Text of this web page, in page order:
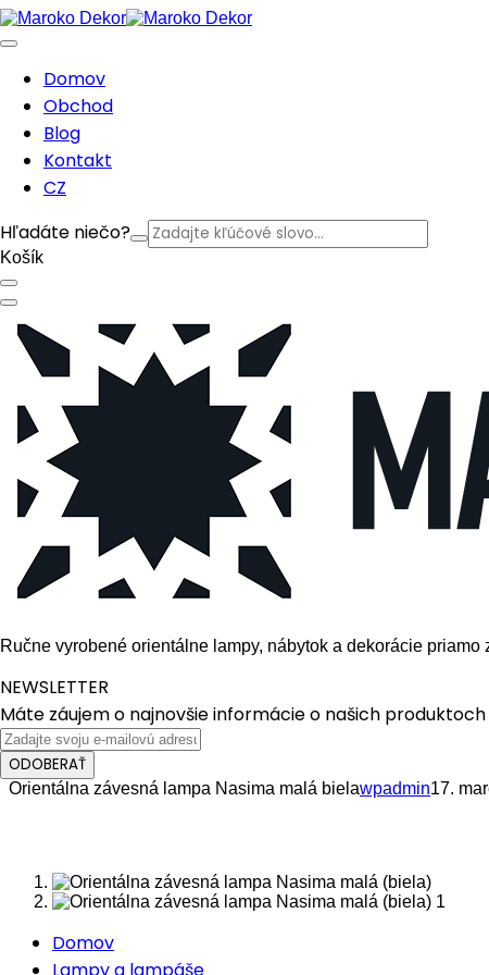
Domov
Obchod
Blog
Kontakt
CZ
Hľadáte niečo?
Košík
Ručne vyrobené orientálne lampy, nábytok a dekorácie priamo
NEWSLETTER
Máte záujem o najnovšie informácie o našich
ODOBERAŤ
Orientálna závesná lampa Nasima malá bielawpadmin17.
Domov